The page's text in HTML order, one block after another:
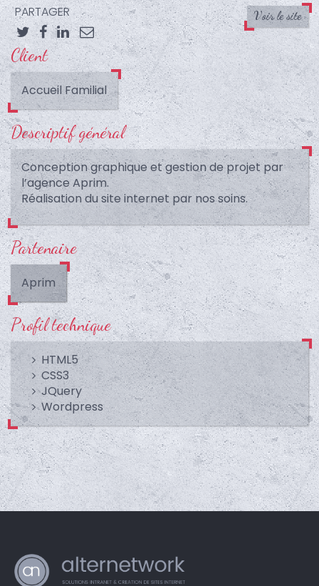
PARTAGER
TwitterFacebook
LinkedInEmail
Voir le site
Client
Accueil Familial
Descriptif général
Conception graphique et gestion de projet par
l’agence Aprim.
Réalisation du site internet par nos soins.
Partenaire
Aprim
Profil technique
HTML5
CSS3
JQuery
Wordpress